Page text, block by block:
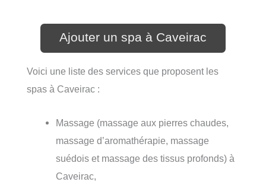
Ajouter un spa à Caveirac
Voici une liste des services que proposent les
spas à Caveirac :
Massage (massage aux pierres chaudes,
massage d’aromathérapie, massage
suédois et massage des tissus profonds) à
Caveirac,